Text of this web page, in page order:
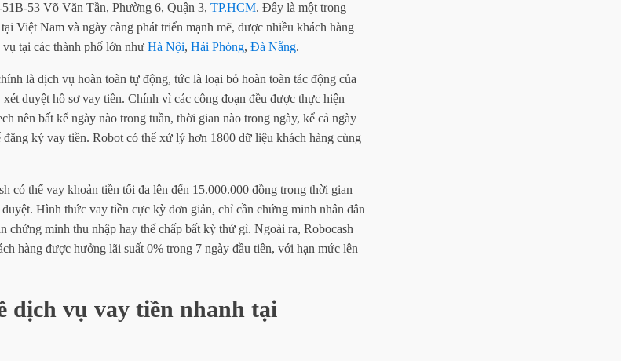
53 Võ Văn Tần, Phường 6, Quận 3, TP.HCM. Đây là một trong
Việt Nam và ngày càng phát triển mạnh mẽ, được nhiều khách hàng
tại các thành phố lớn như Hà Nội, Hải Phòng, Đà Nẵng.
là dịch vụ hoàn toàn tự động, tức là loại bỏ hoàn toàn tác động của
duyệt hồ sơ vay tiền. Chính vì các công đoạn đều được thực hiện
nên bất kể ngày nào trong tuần, thời gian nào trong ngày, kể cả ngày
đăng ký vay tiền. Robot có thể xử lý hơn 1800 dữ liệu khách hàng cùng
có thể vay khoản tiền tối đa lên đến 15.000.000 đồng trong thời gian
Hình thức vay tiền cực kỳ đơn giản, chỉ cần chứng minh nhân dân
chứng minh thu nhập hay thế chấp bất kỳ thứ gì. Ngoài ra, Robocash
hàng được hưởng lãi suất 0% trong 7 ngày đầu tiên, với hạn mức lên
dịch vụ vay tiền nhanh tại